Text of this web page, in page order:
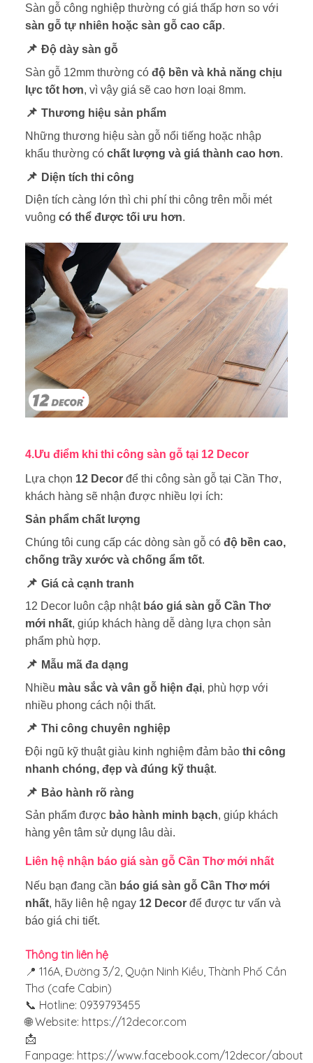
Sàn gỗ công nghiệp thường có giá thấp hơn so với
sàn gỗ tự nhiên hoặc sàn gỗ cao cấp.
📌 Độ dày sàn gỗ
Sàn gỗ 12mm thường có độ bền và khả năng chịu
lực tốt hơn, vì vậy giá sẽ cao hơn loại 8mm.
📌 Thương hiệu sản phẩm
Những thương hiệu sàn gỗ nổi tiếng hoặc nhập
khẩu thường có chất lượng và giá thành cao hơn.
📌 Diện tích thi công
Diện tích càng lớn thì chi phí thi công trên mỗi mét
vuông có thể được tối ưu hơn.
4.Ưu điểm khi thi công sàn gỗ tại 12 Decor
Lựa chọn 12 Decor để thi công sàn gỗ tại Cần Thơ,
khách hàng sẽ nhận được nhiều lợi ích:
Sản phẩm chất lượng
Chúng tôi cung cấp các dòng sàn gỗ có độ bền cao,
chống trầy xước và chống ẩm tốt.
📌 Giá cả cạnh tranh
12 Decor luôn cập nhật báo giá sàn gỗ Cần Thơ
mới nhất, giúp khách hàng dễ dàng lựa chọn sản
phẩm phù hợp.
📌 Mẫu mã đa dạng
Nhiều màu sắc và vân gỗ hiện đại, phù hợp với
nhiều phong cách nội thất.
📌 Thi công chuyên nghiệp
Đội ngũ kỹ thuật giàu kinh nghiệm đảm bảo thi công
nhanh chóng, đẹp và đúng kỹ thuật.
📌 Bảo hành rõ ràng
Sản phẩm được bảo hành minh bạch, giúp khách
hàng yên tâm sử dụng lâu dài.
Liên hệ nhận báo giá sàn gỗ Cần Thơ mới nhất
Nếu bạn đang cần báo giá sàn gỗ Cần Thơ mới
nhất, hãy liên hệ ngay 12 Decor để được tư vấn và
báo giá chi tiết.
Thông tin liên hệ
📍 116A, Đường 3/2, Quận Ninh Kiều, Thành Phố Cần
Thơ (cafe Cabin)
📞 Hotline: 0939793455
🌐 Website: https://12decor.com
📩
Fanpage: https://www.facebook.com/12decor/about